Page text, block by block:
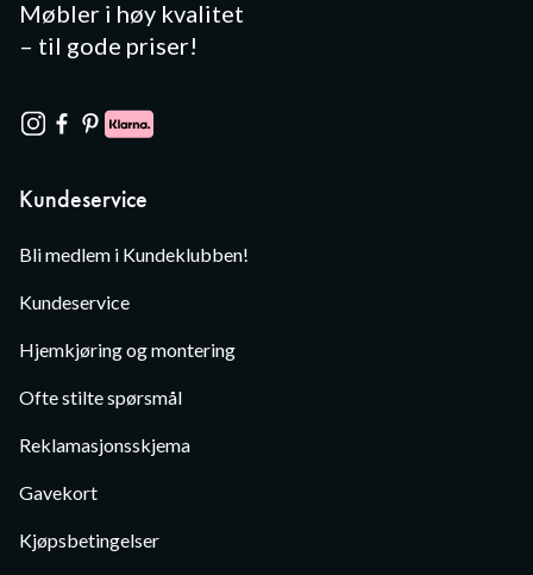
Møbler i høy kvalitet
– til gode priser!
Kundeservice
Bli medlem i Kundeklubben!
Kundeservice
Hjemkjøring og montering
Ofte stilte spørsmål
Reklamasjonsskjema
Gavekort
Kjøpsbetingelser